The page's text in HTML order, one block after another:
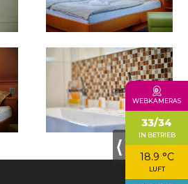
⟨
WEBKAMERAS
33/34
IN BETRIEB
18.9 °C
LUFT